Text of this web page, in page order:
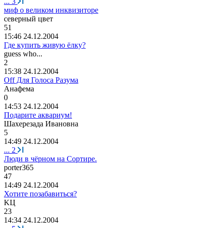
миф о великом инквизиторе
ceверный цвет
51
15:46 24.12.2004
Где купить живую ёлку?
guess who...
2
15:38 24.12.2004
Off Для Голоса Разума
Анафема
0
14:53 24.12.2004
Подарите аквариум!
Шахерезада Ивановна
5
14:49 24.12.2004
... 2
Люди в чёрном на Сортире.
porter365
47
14:49 24.12.2004
Хотите позабавиться?
KЦ
23
14:34 24.12.2004